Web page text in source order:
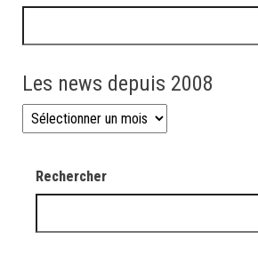
Les news depuis 2008
Les news depuis 2008
Rechercher